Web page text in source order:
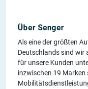
Über Senger
Als eine der größten
Deutschlands sind wir
für unsere Kunden
inzwischen 19 Marken